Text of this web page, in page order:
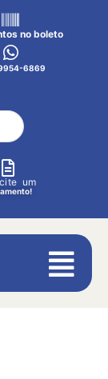
no boleto
6869
um